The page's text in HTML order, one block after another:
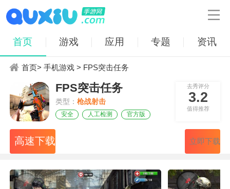

首页 游戏 应用 专题 资讯
首页>手机游戏 > FPS突击任务
FPS突击任务
类型：枪战射击
安全 人工检测 官方版
去秀评分
3.2
值得推荐
高速下载 立即下载